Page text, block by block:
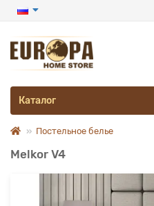
Каталог
Постельное белье
Melkor V4